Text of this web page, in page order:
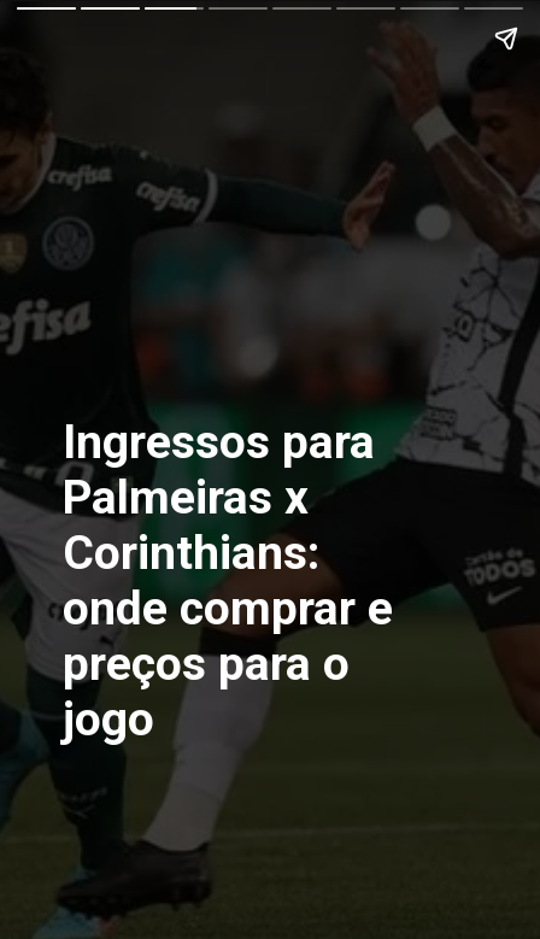
Ingressos para
Palmeiras x
Corinthians:
onde comprar e
preços para o
jogo